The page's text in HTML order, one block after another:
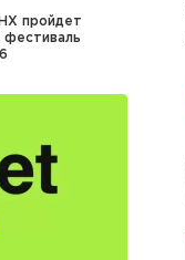
пройдет